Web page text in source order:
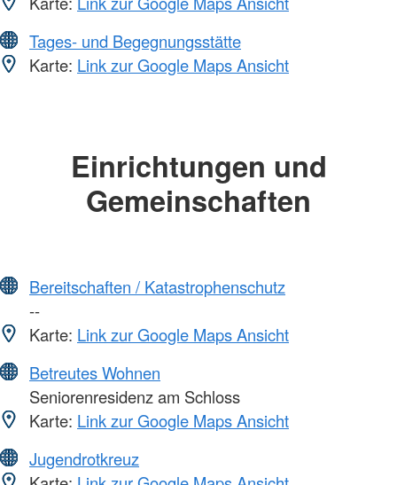
Tages- und Begegnungsstätte
Karte: Link zur Google Maps Ansicht
Einrichtungen und
Gemeinschaften
Bereitschaften / Katastrophenschutz
--
Karte: Link zur Google Maps Ansicht
Betreutes Wohnen
Seniorenresidenz am Schloss
Karte: Link zur Google Maps Ansicht
Jugendrotkreuz